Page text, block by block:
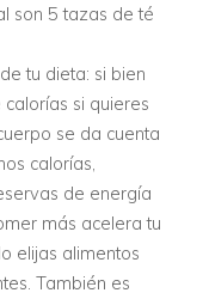
son 5 tazas de té
tu dieta: si bien
si quieres
se da cuenta
calorías,
de energía
más acelera tu
elijas alimentos
También es